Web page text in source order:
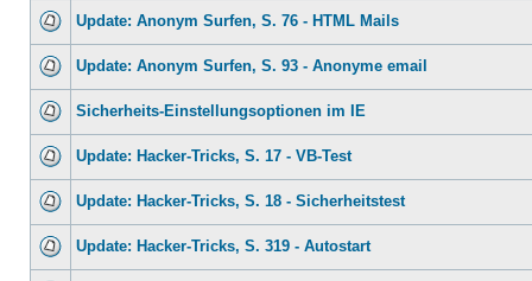
Update: Anonym Surfen, S. 76 - HTML Mails
Update: Anonym Surfen, S. 93 - Anonyme email
Sicherheits-Einstellungsoptionen im IE
Update: Hacker-Tricks, S. 17 - VB-Test
Update: Hacker-Tricks, S. 18 - Sicherheitstest
Update: Hacker-Tricks, S. 319 - Autostart